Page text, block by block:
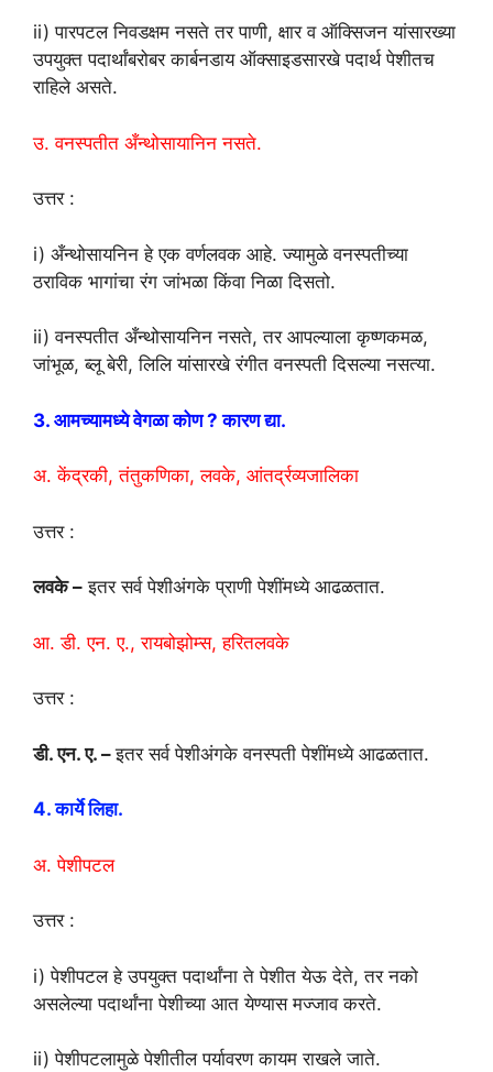
ii) पारपटल निवडक्षम नसते तर पाणी, क्षार व ऑक्सिजन यांसारख्या
उपयुक्त पदार्थांबरोबर कार्बनडाय ऑक्साइडसारखे पदार्थ पेशीतच
राहिले असते.
उ. वनस्पतीत अँन्थोसायानिन नसते.
उत्तर :
i) अँन्थोसायनिन हे एक वर्णलवक आहे. ज्यामुळे वनस्पतीच्या
ठराविक भागांचा रंग जांभळा किंवा निळा दिसतो.
ii) वनस्पतीत अँन्थोसायनिन नसते, तर आपल्याला कृष्णकमळ,
जांभूळ, ब्लू बेरी, लिलि यांसारखे रंगीत वनस्पती दिसल्या नसत्या.
3. आमच्यामध्ये वेगळा कोण ? कारण द्या.
अ. केंद्रकी, तंतुकणिका, लवके, आंतर्द्रव्यजालिका
उत्तर :
लवके – इतर सर्व पेशीअंगके प्राणी पेशींमध्ये आढळतात.
आ. डी. एन. ए., रायबोझोम्स, हरितलवके
उत्तर :
डी. एन. ए. –इतर सर्व पेशीअंगके वनस्पती पेशींमध्ये आढळतात.
4. कार्ये लिहा.
अ. पेशीपटल
उत्तर :
i) पेशीपटल हे उपयुक्त पदार्थांना ते पेशीत येऊ देते, तर नको
असलेल्या पदार्थांना पेशीच्या आत येण्यास मज्जाव करते.
ii) पेशीपटलामुळे पेशीतील पर्यावरण कायम राखले जाते.